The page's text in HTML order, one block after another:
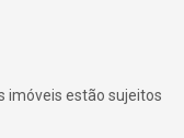
imóveis estão sujeitos